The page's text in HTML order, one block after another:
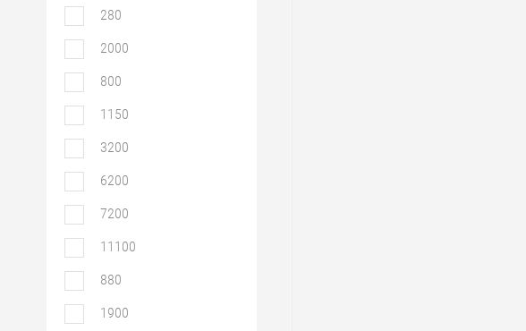
280
2000
800
1150
3200
6200
7200
11100
880
1900